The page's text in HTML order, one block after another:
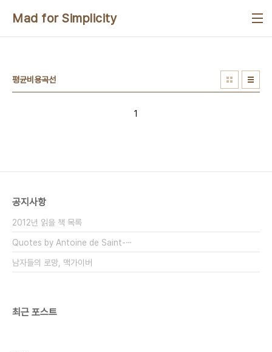
Mad for Simplicity
평균비용곡선
1
공지사항
2012년 읽을 책 목록
Quotes by Antoine de Saint-⋯
남자들의 로망, 맥가이버
최근 포스트